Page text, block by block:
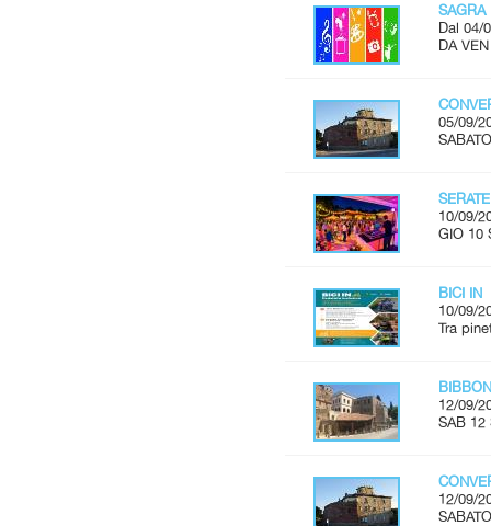
SAGRA
Dal 04/
DA
05/09/
10/09/
GIO 10
BICI IN
10/09/
Tra
12/09/
SAB 12
12/09/